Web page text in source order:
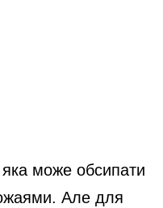
яка може обсипати
Але для